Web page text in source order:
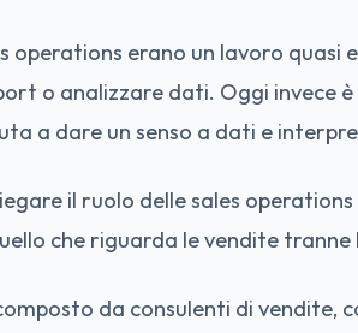
operations erano un lavoro
o analizzare dati. Oggi invece
a dare un senso a dati e
il ruolo delle sales
che riguarda le vendite tranne
da consulenti di vendite,